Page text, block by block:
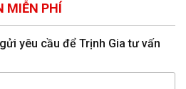
MIỄN PHÍ
yêu cầu để Trịnh Gia tư vấn